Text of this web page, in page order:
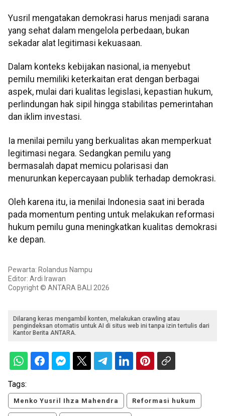
Yusril mengatakan demokrasi harus menjadi sarana
yang sehat dalam mengelola perbedaan, bukan
sekadar alat legitimasi kekuasaan.
Dalam konteks kebijakan nasional, ia menyebut
pemilu memiliki keterkaitan erat dengan berbagai
aspek, mulai dari kualitas legislasi, kepastian hukum,
perlindungan hak sipil hingga stabilitas pemerintahan
dan iklim investasi.
Ia menilai pemilu yang berkualitas akan memperkuat
legitimasi negara. Sedangkan pemilu yang
bermasalah dapat memicu polarisasi dan
menurunkan kepercayaan publik terhadap demokrasi.
Oleh karena itu, ia menilai Indonesia saat ini berada
pada momentum penting untuk melakukan reformasi
hukum pemilu guna meningkatkan kualitas demokrasi
ke depan.
Pewarta: Rolandus Nampu
Editor: Ardi Irawan
Copyright © ANTARA BALI 2026
Dilarang keras mengambil konten, melakukan crawling atau
pengindeksan otomatis untuk AI di situs web ini tanpa izin tertulis dari
Kantor Berita ANTARA.
Tags:
Menko Yusril Ihza Mahendra Reformasi hukum